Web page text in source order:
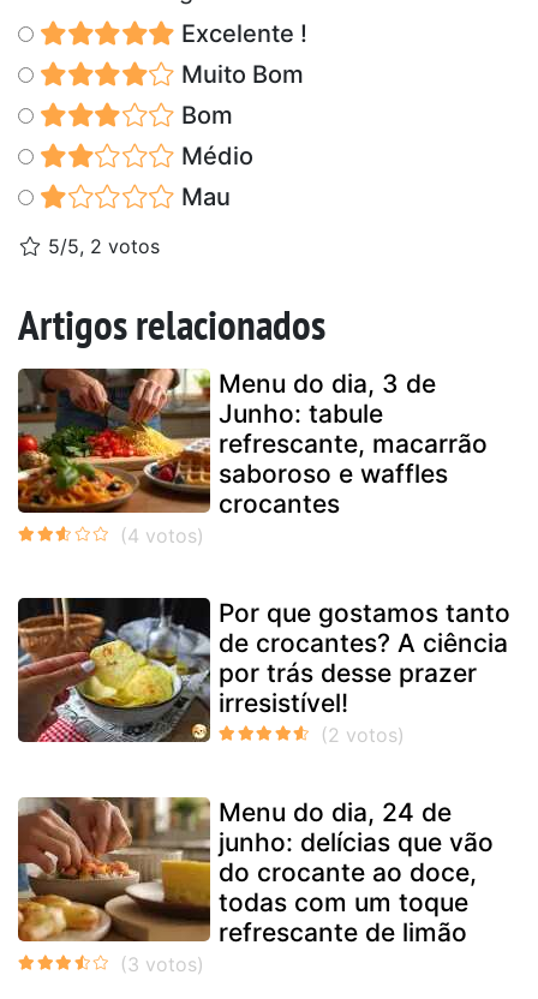
Excelente !
Muito Bom
Bom
Médio
Mau
5/5, 2 votos
Artigos relacionados
Menu do dia, 3 de
Junho: tabule
refrescante, macarrão
saboroso e waffles
crocantes
Por que gostamos tanto
de crocantes? A ciência
por trás desse prazer
irresistível!
Menu do dia, 24 de
junho: delícias que vão
do crocante ao doce,
todas com um toque
refrescante de limão